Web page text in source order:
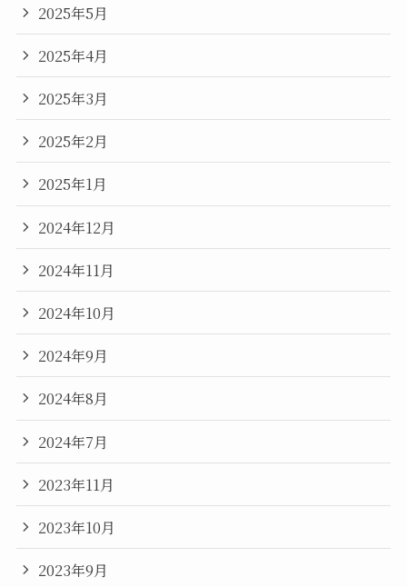
2025年5月
2025年4月
2025年3月
2025年2月
2025年1月
2024年12月
2024年11月
2024年10月
2024年9月
2024年8月
2024年7月
2023年11月
2023年10月
2023年9月